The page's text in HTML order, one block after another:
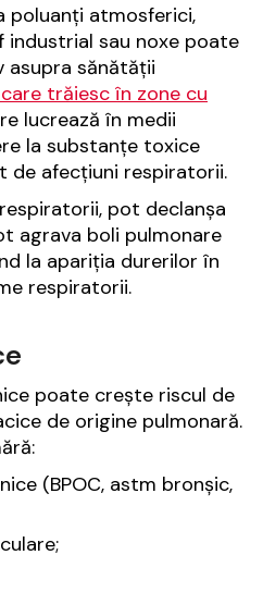
poluanți atmosferici,
industrial sau noxe poate
asupra sănătății
trăiesc în zone cu
lucrează în medii
la substanțe toxice
de afecțiuni respiratorii.
pot declanșa
agrava boli pulmonare
la apariția durerilor în
respiratorii.
poate crește riscul de
de origine pulmonară.
(BPOC, astm bronșic,